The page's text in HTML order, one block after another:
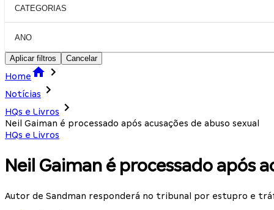
CATEGORIAS
ANO
Aplicar filtros Cancelar
Home
Notícias
HQs e Livros
Neil Gaiman é processado após acusações de abuso sexual
HQs e Livros
Neil Gaiman é processado após
Autor de Sandman responderá no tribunal por estupro e